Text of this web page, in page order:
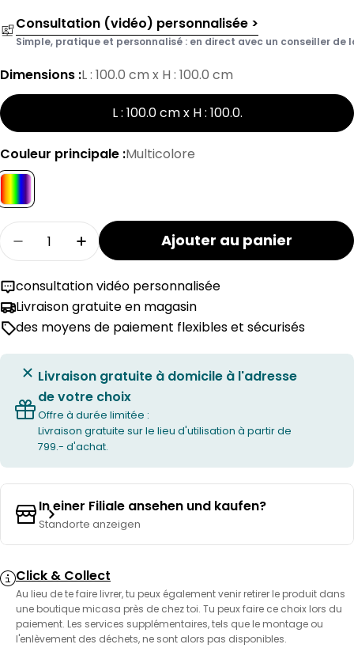
Consultation (vidéo) personnalisée >
Simple, pratique et personnalisé : en direct avec un conseiller de
Dimensions :L : 100.0 cm x H : 100.0 cm
L : 100.0 cm x H : 100.0.
Couleur principale :Multicolore
Quantité
Réduire la quantité pour le tapis d'éveil
Augmenter la quantité de tapis
Ajouter au panier
consultation vidéo personnalisée
Livraison gratuite en magasin
des moyens de paiement flexibles et sécurisés
Livraison gratuite à domicile à l'adresse
de votre choix
Offre à durée limitée :
Livraison gratuite sur le lieu d'utilisation à partir de
799.- d'achat.
In einer Filiale ansehen und kaufen?
Standorte anzeigen
Click & Collect
Au lieu de te faire livrer, tu peux également venir retirer le produit dans
une boutique micasa près de chez toi. Tu peux faire ce choix lors du
paiement. Les services supplémentaires, tels que le montage ou
l'enlèvement des déchets, ne sont alors pas disponibles.